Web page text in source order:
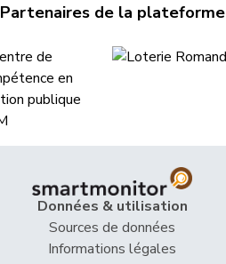
Partenaires de la plateforme
Données & utilisation
Sources de données
Informations légales